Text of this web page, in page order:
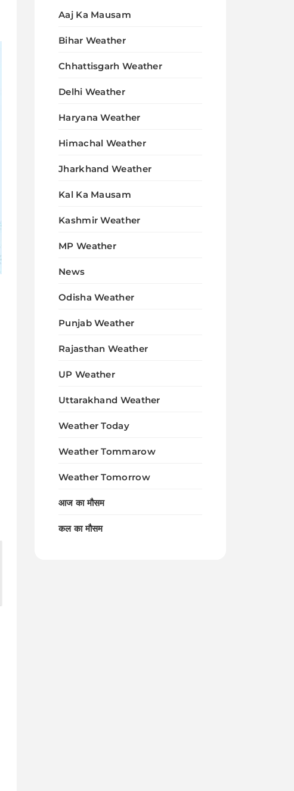
Aaj Ka Mausam
Bihar Weather
Chhattisgarh Weather
Delhi Weather
Haryana Weather
Himachal Weather
Jharkhand Weather
Kal Ka Mausam
Kashmir Weather
MP Weather
News
Odisha Weather
Punjab Weather
Rajasthan Weather
UP Weather
Uttarakhand Weather
Weather Today
Weather Tommarow
Weather Tomorrow
आज का मौसम
कल का मौसम